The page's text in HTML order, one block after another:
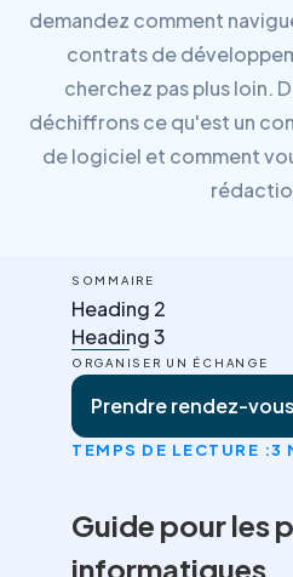
demandez comment
contrats de
cherchez pas plus loin.
déchiffrons ce qu'est un
de logiciel et comment
SOMMAIRE
Heading 2
Heading 3
ORGANISER UN ÉCHANGE
Prendre rendez-vous
TEMPS DE LECTURE :3
Guide pour les
informatiques